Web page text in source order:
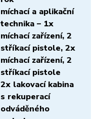
míchací a aplikační
technika – 1x
míchací zařízení, 2
stříkací pistole, 2x
míchací zařízení, 2
stříkací pistole
2x lakovací kabina
s rekuperací
odváděného